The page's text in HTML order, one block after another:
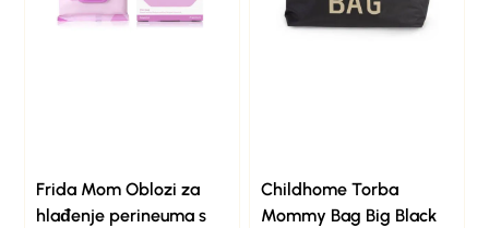
Frida Mom Oblozi za
hlađenje perineuma s
Childhome Torba
Mommy Bag Big Black